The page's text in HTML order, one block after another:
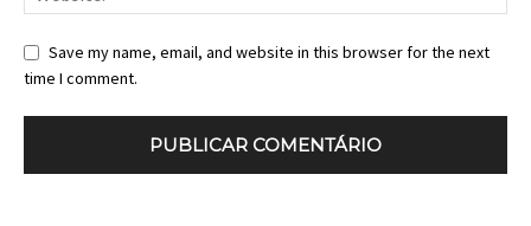
Save my name, email, and website in this browser for the next
time I comment.